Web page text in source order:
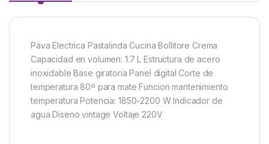
Pava Electrica Pastalinda Cucina Bollitore Crema
Capacidad en volumen: 1.7 L Estructura de acero
inoxidable Base giratoria Panel digital Corte de
temperatura 80º para mate Funcion mantenimiento
temperatura Potencia: 1850-2200 W Indicador de
agua Diseno vintage Voltaje 220V